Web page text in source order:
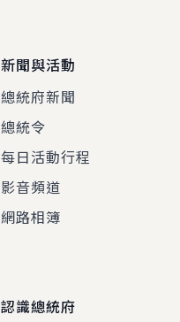
新聞與活動
總統府新聞
總統令
每日活動行程
影音頻道
網路相簿
認識總統府